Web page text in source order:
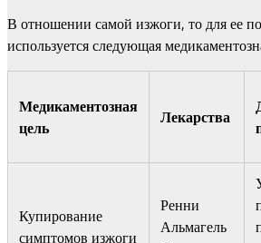
В отношении самой изжоги, то для ее
используется следующая
Медикаментозная
цель
Лекарства
Купирование
симптомов изжоги
Ренни
Альмагель